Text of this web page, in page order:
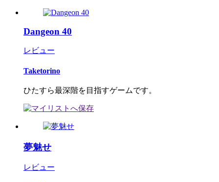
Dangeon 40
レビュー
Taketorino
ひたすら最深階を目指すゲームです。
夢魅せ
レビュー